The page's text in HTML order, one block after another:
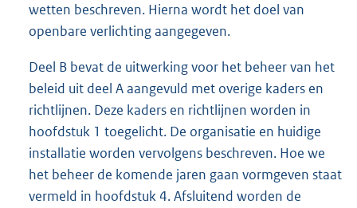
wetten beschreven. Hierna wordt het doel van
openbare verlichting aangegeven.
Deel B bevat de uitwerking voor het beheer van het
beleid uit deel A aangevuld met overige kaders en
richtlijnen. Deze kaders en richtlijnen worden in
hoofdstuk 1 toegelicht. De organisatie en huidige
installatie worden vervolgens beschreven. Hoe we
het beheer de komende jaren gaan vormgeven staat
vermeld in hoofdstuk 4. Afsluitend worden de